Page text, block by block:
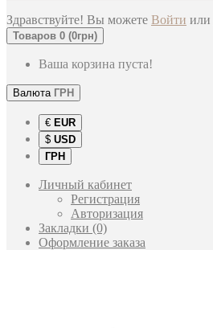
Здравствуйте! Вы можете Войти или
Товаров 0 (0грн)
Ваша корзина пуста!
Валюта ГРН
€ EUR
$ USD
ГРН
Личный кабинет
Регистрация
Авторизация
Закладки (0)
Оформление заказа